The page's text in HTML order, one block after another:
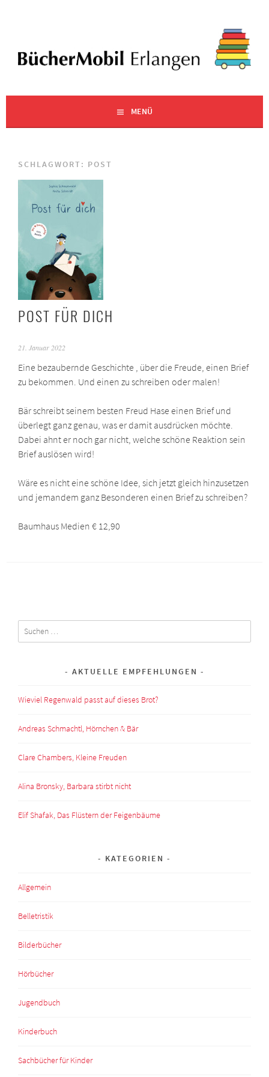
BÜCHERMOBIL ERLANGEN
MENÜ
SCHLAGWORT: POST
POST FÜR DICH
21. Januar 2022
Eine bezaubernde Geschichte , über die Freude, einen Brief
zu bekommen. Und einen zu schreiben oder malen!
Bär schreibt seinem besten Freud Hase einen Brief und
überlegt ganz genau, was er damit ausdrücken möchte.
Dabei ahnt er noch gar nicht, welche schöne Reaktion sein
Brief auslösen wird!
Wäre es nicht eine schöne Idee, sich jetzt gleich hinzusetzen
und jemandem ganz Besonderen einen Brief zu schreiben?
Baumhaus Medien € 12,90
Suchen
nach:
AKTUELLE EMPFEHLUNGEN
Wieviel Regenwald passt auf dieses Brot?
Andreas Schmachtl, Hörnchen & Bär
Clare Chambers, Kleine Freuden
Alina Bronsky, Barbara stirbt nicht
Elif Shafak, Das Flüstern der Feigenbäume
KATEGORIEN
Allgemein
Belletristik
Bilderbücher
Hörbücher
Jugendbuch
Kinderbuch
Sachbücher für Kinder